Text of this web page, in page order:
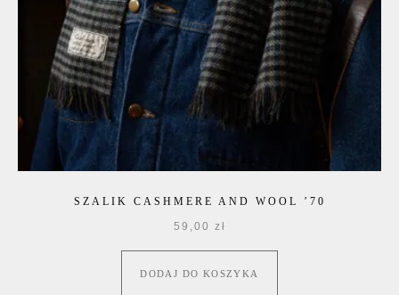
SZALIK CASHMERE AND WOOL ’70
59,00 zł
DODAJ DO KOSZYKA